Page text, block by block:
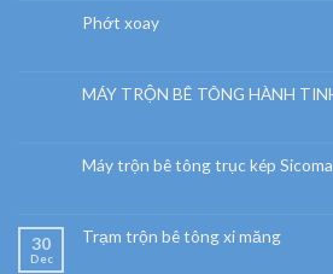
Phớt xoay
MÁY TRỘN BÊ TÔNG HÀNH
Máy trộn bê tông trục kép Sicoma
30
Dec
Trạm trộn bê tông xi măng